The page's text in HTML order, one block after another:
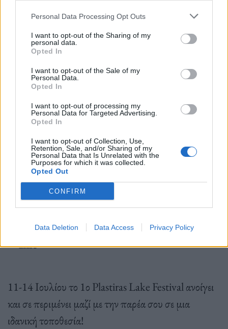
Personal Data Processing Opt Outs
I want to opt-out of the Sharing of my
personal data.
Opted In
I want to opt-out of the Sale of my
Personal Data.
Opted In
I want to opt-out of processing my
Personal Data for Targeted Advertising.
Opted In
I want to opt-out of Collection, Use,
Retention, Sale, and/or Sharing of my
Personal Data that Is Unrelated with the
Purposes for which it was collected.
Opted Out
CONFIRM
Data Deletion Data Access Privacy Policy
Δες πού θα μείνεις:
Η κατασκήνωση είναι σε απόσταση μόλις 150μ από
τη λίμνη, πολύ κοντά στο χώρο της συναυλίας με
όλες τις παροχές!
Δες το χώρο στο Google Earth.
➪ Info
11-14 Ιουλίου το 1ο Plastiras Lake Festival ανοίγει
και σε περιμένει μαζί με την παρέα σου σε μια
ιδανική τοποθεσία!